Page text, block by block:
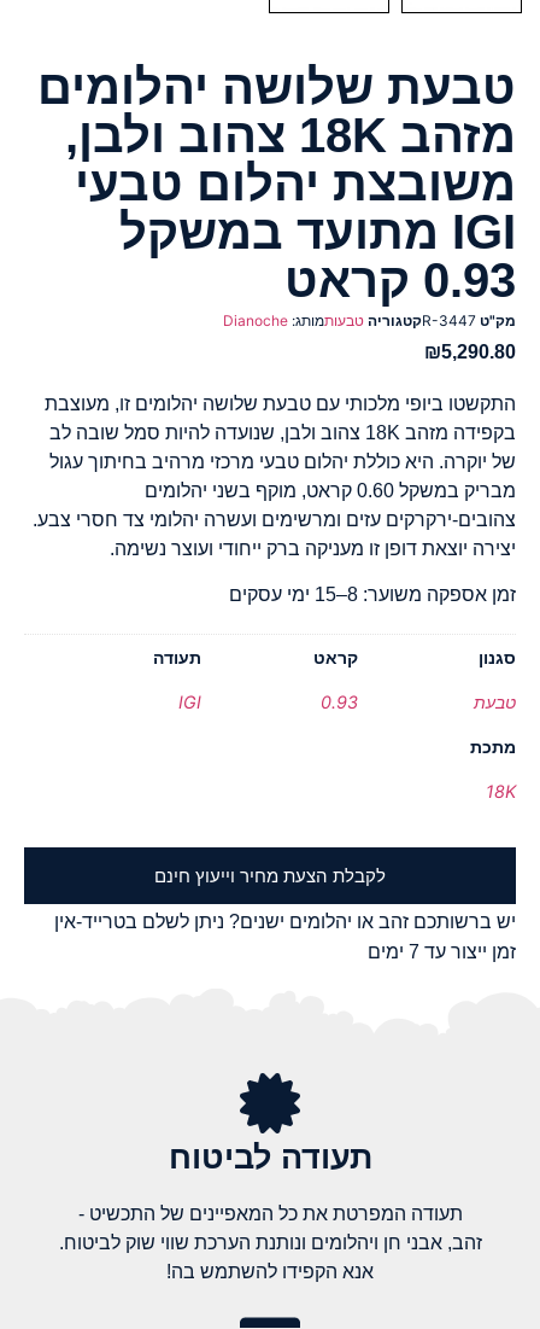
טבעת שלושה יהלומים
מזהב 18K צהוב ולבן,
משובצת יהלום טבעי
IGI מתועד במשקל
0.93 קראט
מק"ט R-3447קטגוריה טבעותמותג: Dianoche
₪5,290.80
התקשטו ביופי מלכותי עם טבעת שלושה יהלומים זו, מעוצבת
בקפידה מזהב 18K צהוב ולבן, שנועדה להיות סמל שובה לב
של יוקרה. היא כוללת יהלום טבעי מרכזי מרהיב בחיתוך עגול
מבריק במשקל 0.60 קראט, מוקף בשני יהלומים
צהובים-ירקרקים עזים ומרשימים ועשרה יהלומי צד חסרי צבע.
יצירה יוצאת דופן זו מעניקה ברק ייחודי ועוצר נשימה.
זמן אספקה משוער: 8–15 ימי עסקים
סגנון
טבעת
קראט
0.93
תעודה
IGI
מתכת
18K
לקבלת הצעת מחיר וייעוץ חינם
יש ברשותכם זהב או יהלומים ישנים? ניתן לשלם בטרייד-אין
זמן ייצור עד 7 ימים
תעודה לביטוח
תעודה המפרטת את כל המאפיינים של התכשיט -
זהב, אבני חן ויהלומים ונותנת הערכת שווי שוק לביטוח.
אנא הקפידו להשתמש בה!